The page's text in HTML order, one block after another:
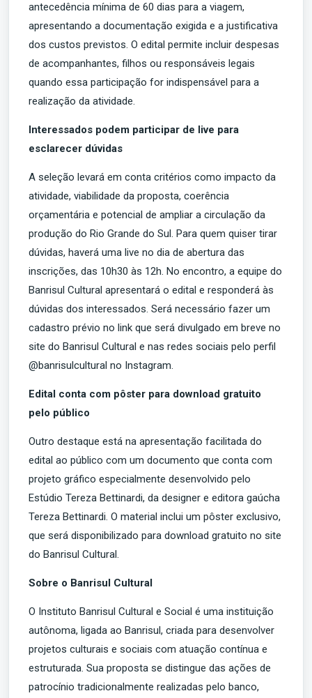
antecedência mínima de 60 dias para a viagem,
apresentando a documentação exigida e a justificativa
dos custos previstos. O edital permite incluir despesas
de acompanhantes, filhos ou responsáveis legais
quando essa participação for indispensável para a
realização da atividade.
Interessados podem participar de live para
esclarecer dúvidas
A seleção levará em conta critérios como impacto da
atividade, viabilidade da proposta, coerência
orçamentária e potencial de ampliar a circulação da
produção do Rio Grande do Sul. Para quem quiser tirar
dúvidas, haverá uma live no dia de abertura das
inscrições, das 10h30 às 12h. No encontro, a equipe do
Banrisul Cultural apresentará o edital e responderá às
dúvidas dos interessados. Será necessário fazer um
cadastro prévio no link que será divulgado em breve no
site do Banrisul Cultural e nas redes sociais pelo perfil
@banrisulcultural no Instagram.
Edital conta com pôster para download gratuito
pelo público
Outro destaque está na apresentação facilitada do
edital ao público com um documento que conta com
projeto gráfico especialmente desenvolvido pelo
Estúdio Tereza Bettinardi, da designer e editora gaúcha
Tereza Bettinardi. O material inclui um pôster exclusivo,
que será disponibilizado para download gratuito no site
do Banrisul Cultural.
Sobre o Banrisul Cultural
O Instituto Banrisul Cultural e Social é uma instituição
autônoma, ligada ao Banrisul, criada para desenvolver
projetos culturais e sociais com atuação contínua e
estruturada. Sua proposta se distingue das ações de
patrocínio tradicionalmente realizadas pelo banco,